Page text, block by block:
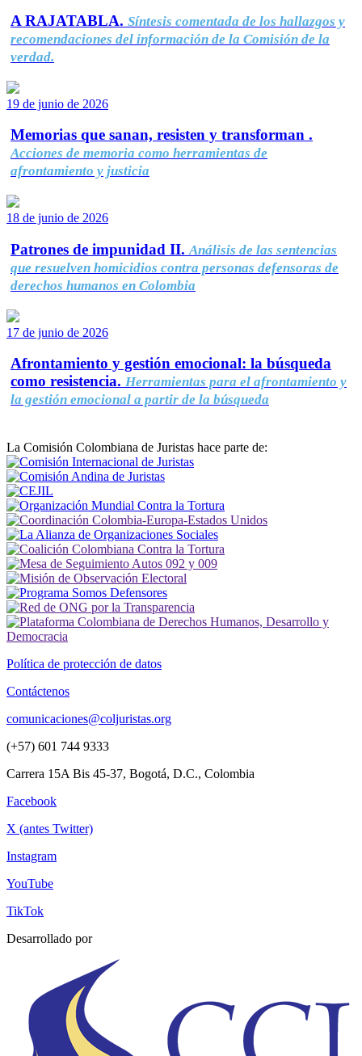
A RAJATABLA. Síntesis comentada de los hallazgos y
recomendaciones del información de la Comisión de la
verdad.
19 de junio de 2026
Memorias que sanan, resisten y transforman .
Acciones de memoria como herramientas de
afrontamiento y justicia
18 de junio de 2026
Patrones de impunidad II. Análisis de las sentencias
que resuelven homicidios contra personas defensoras de
derechos humanos en Colombia
17 de junio de 2026
Afrontamiento y gestión emocional: la búsqueda
como resistencia. Herramientas para el afrontamiento y
la gestión emocional a partir de la búsqueda
La Comisión Colombiana de Juristas hace parte de:
Política de protección de datos
Contáctenos
comunicaciones@coljuristas.org
(+57) 601 744 9333
Carrera 15A Bis 45-37, Bogotá, D.C., Colombia
Facebook
X (antes Twitter)
Instagram
YouTube
TikTok
Desarrollado por